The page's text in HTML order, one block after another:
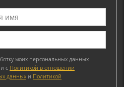
моих персональных данных
с Политикой в отношении
данных и Политикой